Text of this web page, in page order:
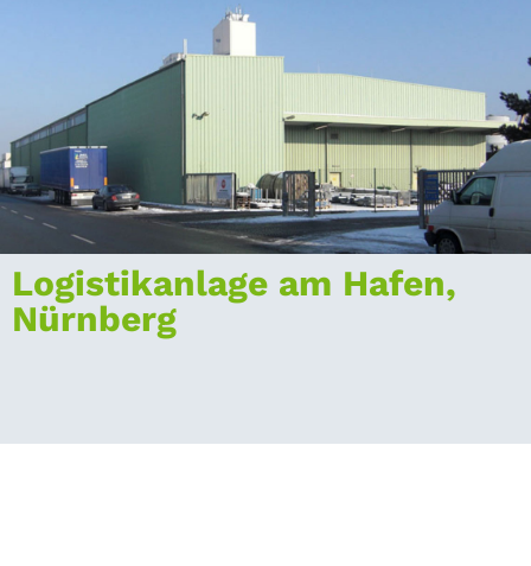
Logistikanlage am Hafen,
Nürnberg